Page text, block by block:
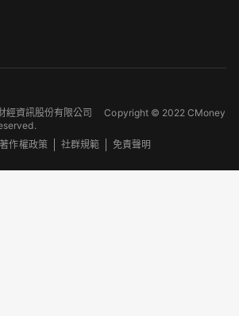
經資訊股份有限公司Copyright © 2022 CMoney
著作權政策 社群規範 免責聲明